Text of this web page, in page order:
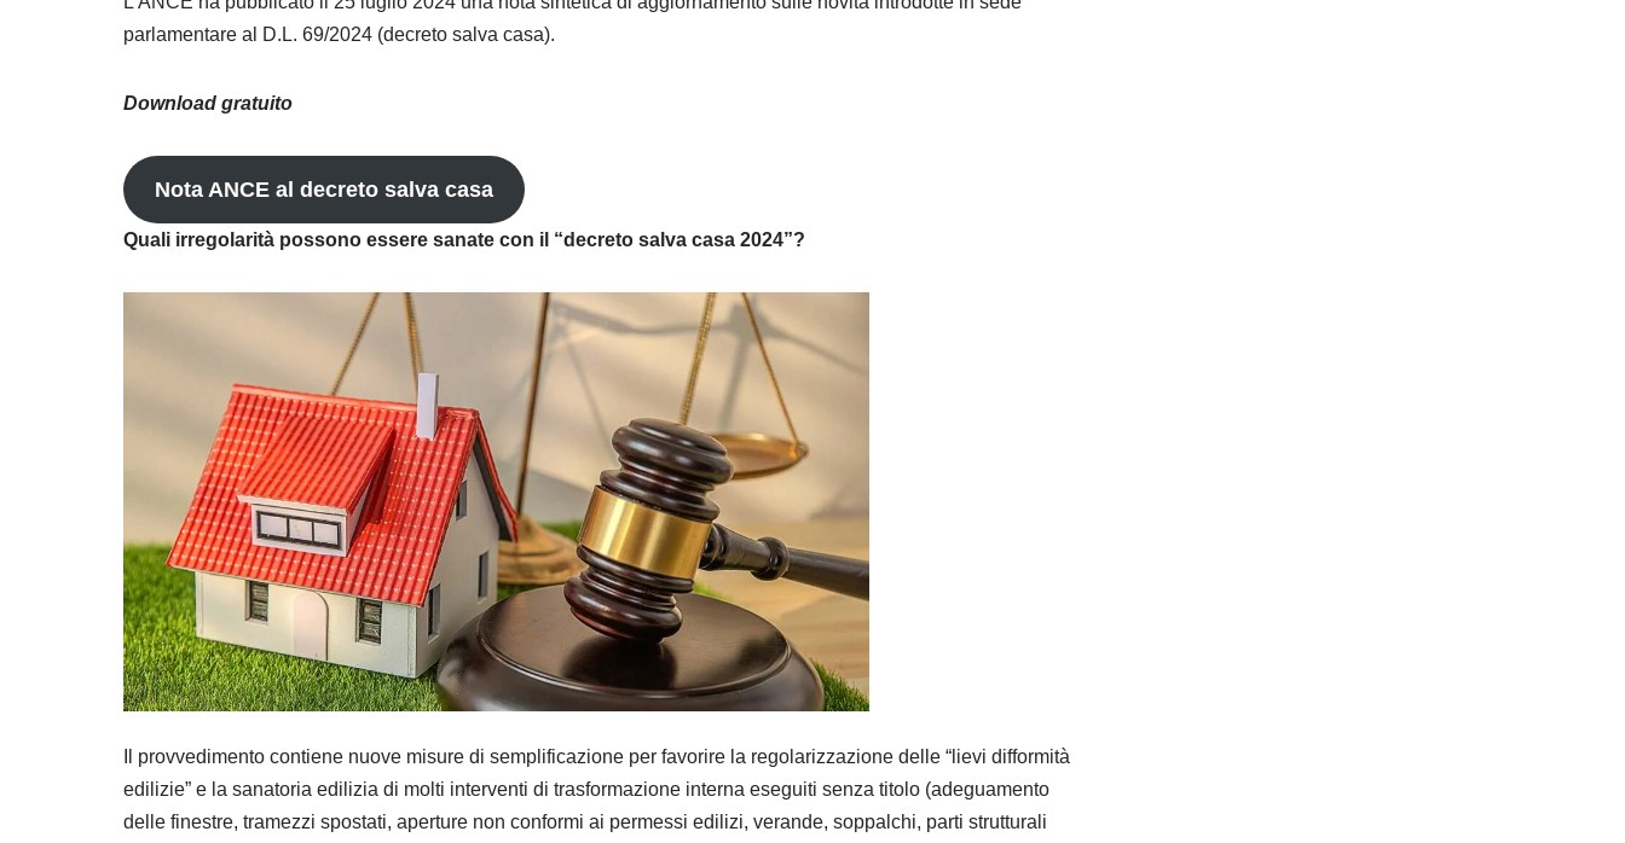
parlamentare al D.L. 69/2024 (decreto salva casa).
Download gratuito
Nota ANCE al decreto salva casa
Quali irregolarità possono essere sanate con il “decreto salva casa 2024”?
Il provvedimento contiene nuove misure di semplificazione per favorire la regolarizzazione delle “lievi difformità
edilizie” e la sanatoria edilizia di molti interventi di trasformazione interna eseguiti senza titolo (adeguamento
delle finestre, tramezzi spostati, aperture non conformi ai permessi edilizi, verande, soppalchi, parti strutturali